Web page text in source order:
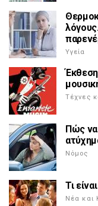
Υγεία
Τέχνες
Πώς
Νόμος
Τι
Νέα και